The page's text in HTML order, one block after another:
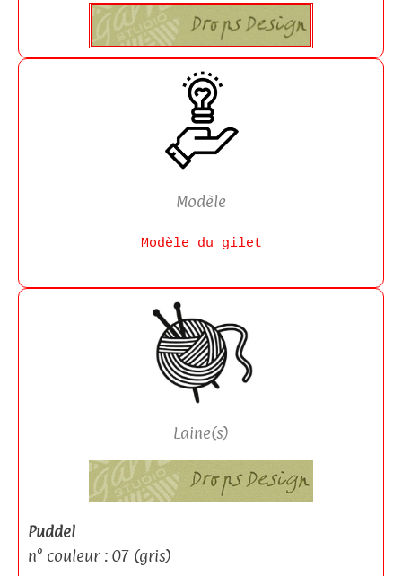
Modèle
Modèle du gilet
Laine(s)
Puddel
n° couleur : 07 (gris)